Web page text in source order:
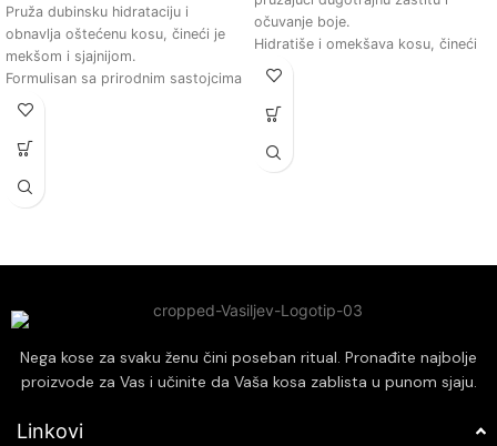
Pruža dubinsku hidrataciju i
obnavlja oštećenu kosu, čineći je
mekšom i sjajnijom.
Formulisan sa prirodnim sastojcima
koji pomažu u zaštiti kose od
Olakšava raščešljavanje i smanjuje
elastičnost.
se upija, pružajući dugotrajnu
očuvanje boje.
Hidratiše i omekšava kosu, čineći
je lakšom za oblikovanje i
Ojačava strukturu kose, smanjujući
Ostavlja kosu svilenkastom i
Nega kose za svaku ženu čini poseban ritual. Pronađite najbolje
proizvode za Vas i učinite da Vaša kosa zablista u punom sjaju.
Linkovi